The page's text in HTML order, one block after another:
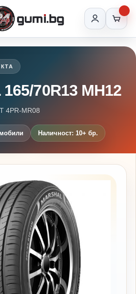
70R13 MH12
4PR-MR08
Наличност: 10+ бр.